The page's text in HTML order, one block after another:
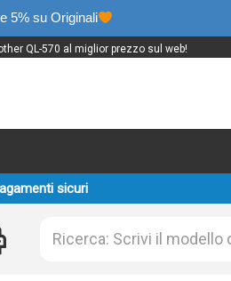
5% su Originali
QL-570 al miglior prezzo sul web!
sicuri